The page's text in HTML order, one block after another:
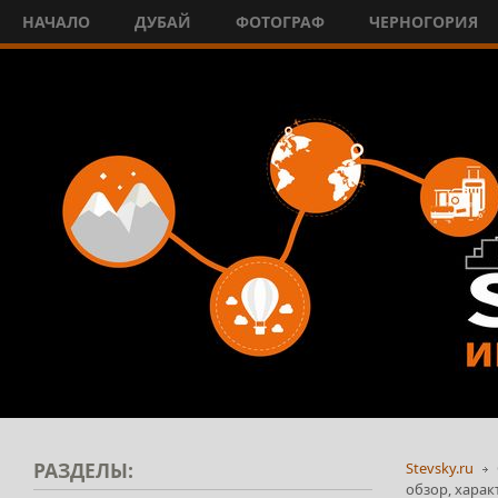
НАЧАЛО ДУБАЙ ФОТОГРАФ ЧЕРНОГОРИЯ
Stevsky.ru
обзор,
РАЗДЕЛЫ: